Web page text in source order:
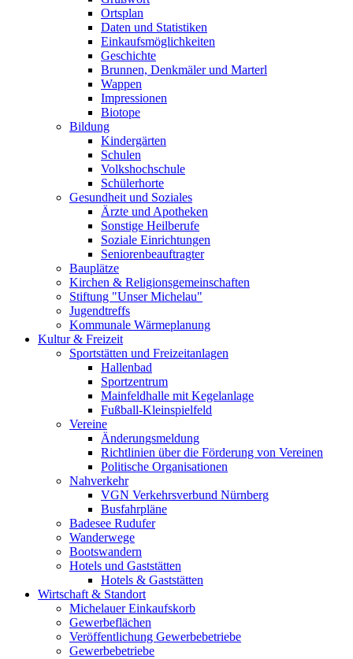
Ortsplan
Daten und Statistiken
Einkaufsmöglichkeiten
Geschichte
Brunnen, Denkmäler und Marterl
Wappen
Impressionen
Biotope
Bildung
Kindergärten
Schulen
Volkshochschule
Schülerhorte
Gesundheit und Soziales
Ärzte und Apotheken
Sonstige Heilberufe
Soziale Einrichtungen
Seniorenbeauftragter
Bauplätze
Kirchen & Religionsgemeinschaften
Stiftung "Unser Michelau"
Jugendtreffs
Kommunale Wärmeplanung
Kultur & Freizeit
Sportstätten und Freizeitanlagen
Hallenbad
Sportzentrum
Mainfeldhalle mit Kegelanlage
Fußball-Kleinspielfeld
Vereine
Änderungsmeldung
Richtlinien über die Förderung von Vereinen
Politische Organisationen
Nahverkehr
VGN Verkehrsverbund Nürnberg
Busfahrpläne
Badesee Rudufer
Wanderwege
Bootswandern
Hotels und Gaststätten
Hotels & Gaststätten
Wirtschaft & Standort
Michelauer Einkaufskorb
Gewerbeflächen
Veröffentlichung Gewerbebetriebe
Gewerbebetriebe